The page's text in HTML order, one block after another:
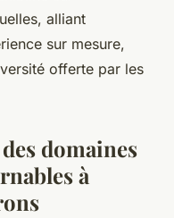
alliant
sur mesure,
offerte par les
domaines
à